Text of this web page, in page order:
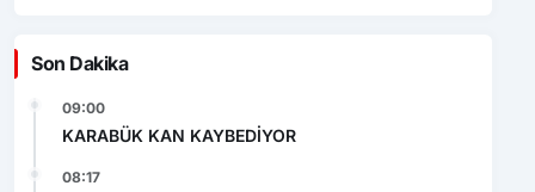
Son Dakika
09:00
KARABÜK KAN KAYBEDİYOR
08:17